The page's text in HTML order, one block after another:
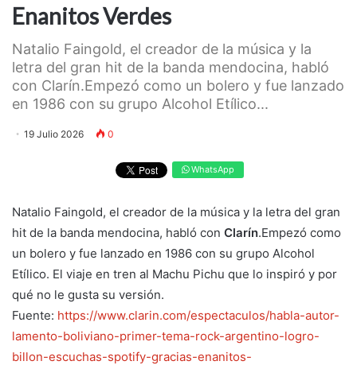
Enanitos Verdes
Natalio Faingold, el creador de la música y la
letra del gran hit de la banda mendocina, habló
con Clarín.Empezó como un bolero y fue lanzado
en 1986 con su grupo Alcohol Etílico...
19 Julio 2026 0
WhatsApp
Natalio Faingold, el creador de la música y la letra del gran
hit de la banda mendocina, habló con Clarín.Empezó como
un bolero y fue lanzado en 1986 con su grupo Alcohol
Etílico. El viaje en tren al Machu Pichu que lo inspiró y por
qué no le gusta su versión.
Fuente: https://www.clarin.com/espectaculos/habla-autor-
lamento-boliviano-primer-tema-rock-argentino-logro-
billon-escuchas-spotify-gracias-enanitos-